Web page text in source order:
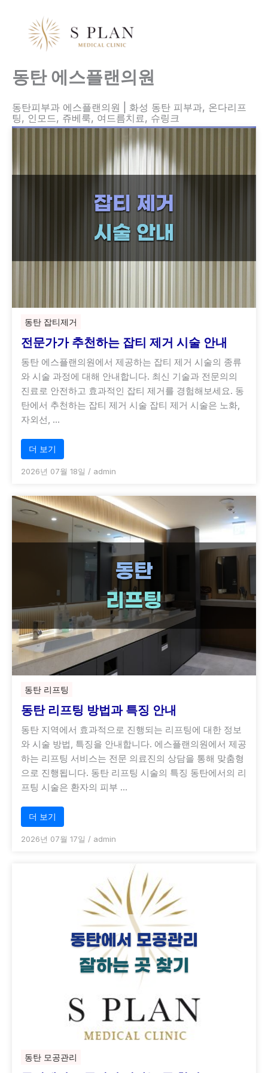
동탄 에스플랜의원
동탄피부과 에스플랜의원 | 화성 동탄 피부과, 온다리프
팅, 인모드, 쥬베룩, 여드름치료, 슈링크
동탄 잡티제거
전문가가 추천하는 잡티 제거 시술 안내
동탄 에스플랜의원에서 제공하는 잡티 제거 시술의 종류
와 시술 과정에 대해 안내합니다. 최신 기술과 전문의의
진료로 안전하고 효과적인 잡티 제거를 경험해보세요. 동
탄에서 추천하는 잡티 제거 시술 잡티 제거 시술은 노화,
자외선, …
더 보기
2026년 07월 18일 / admin
동탄 리프팅
동탄 리프팅 방법과 특징 안내
동탄 지역에서 효과적으로 진행되는 리프팅에 대한 정보
와 시술 방법, 특징을 안내합니다. 에스플랜의원에서 제공
하는 리프팅 서비스는 전문 의료진의 상담을 통해 맞춤형
으로 진행됩니다. 동탄 리프팅 시술의 특징 동탄에서의 리
프팅 시술은 환자의 피부 …
더 보기
2026년 07월 17일 / admin
동탄 모공관리